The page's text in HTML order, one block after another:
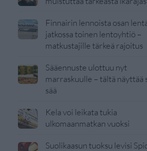
Finnairin lennoista osan
jatkossa toinen lentoyhtiö –
matkustajille tärkeä rajoitus
Sääennuste ulottuu nyt
marraskuulle – tältä näyttää
sää
Kela voi leikata tukia
ulkomaanmatkan vuoksi
Suolikaasun tuoksu levisi